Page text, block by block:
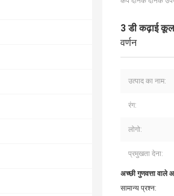
3 डी कढ़ाई
वर्णन
उत्पाद का नाम:
रंग:
लोगो:
प्रमुखता देना:
अच्छी गुणवत्ता वाले
सामान्य प्रश्न: